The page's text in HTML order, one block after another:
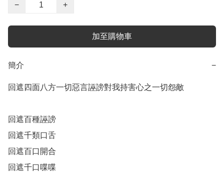
−
+
加至購物車
簡介 −
回遮四面八方一切惡言誣謗對我持害心之一切怨敵
回遮百種誣謗
回遮千類口舌
回遮百口開合
回遮千口喋喋